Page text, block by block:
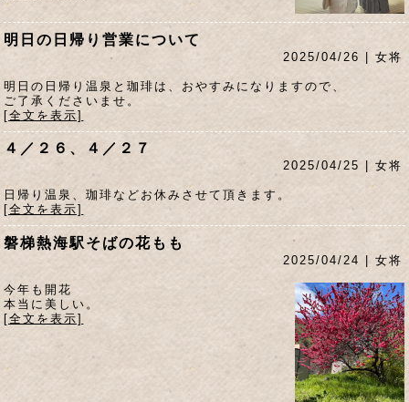
明日の日帰り営業について
2025/04/26 | 女将
明日の日帰り温泉と珈琲は、おやすみになりますので、
ご了承くださいませ。
[全文を表示]
４／２６、４／２７
2025/04/25 | 女将
日帰り温泉、珈琲などお休みさせて頂きます。
[全文を表示]
磐梯熱海駅そばの花もも
2025/04/24 | 女将
今年も開花
本当に美しい。
[全文を表示]